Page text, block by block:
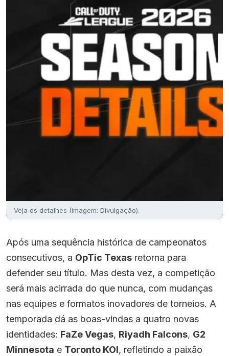
Veja os detalhes (Imagem: Divulgação).
Após uma sequência histórica de campeonatos
consecutivos, a OpTic Texas retorna para
defender seu título. Mas desta vez, a competição
será mais acirrada do que nunca, com mudanças
nas equipes e formatos inovadores de torneios. A
temporada dá as boas-vindas a quatro novas
identidades: FaZe Vegas, Riyadh Falcons, G2
Minnesota e Toronto KOI, refletindo a paixão